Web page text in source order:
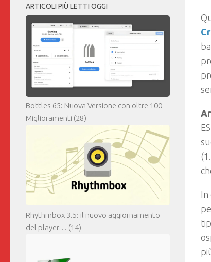
In
ARTICOLI PIÙ LETTI OGGI
Bottles 65: Nuova Versione con oltre 100
Miglioramenti (28)
Rhythmbox 3.5: il nuovo aggiornamento
del player… (14)